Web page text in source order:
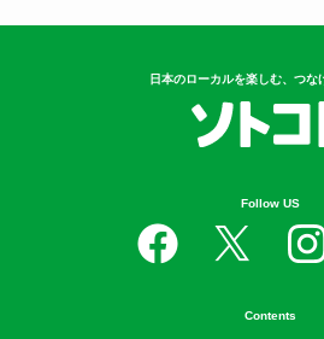
日本のローカルを楽しむ、つな
Follow US
Contents